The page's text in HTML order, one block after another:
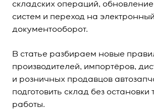
складских операций,
систем и переход на электронный
документооборот.
В статье разбираем новые
производителей, импортёров,
и розничных продавцов
подготовить склад без остановки
работы.